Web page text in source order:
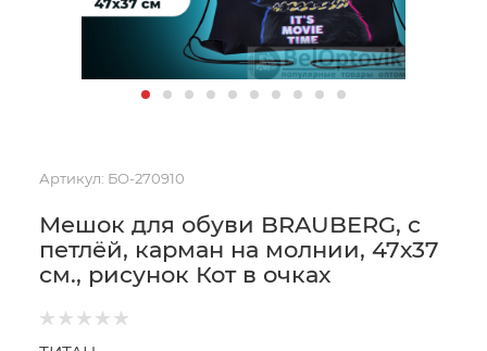
Артикул: БО-270910
Мешок для обуви BRAUBERG, с
петлёй, карман на молнии, 47х37
см., рисунок Кот в очках